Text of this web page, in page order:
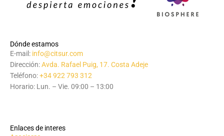
Dónde estamos
E-mail: info@citsur.com
Dirección:Avda. Rafael Puig, 17. Costa Adeje
Teléfono:+34 922 793 312
Horario: Lun. – Vie. 09:00 – 13:00
Enlaces de interes